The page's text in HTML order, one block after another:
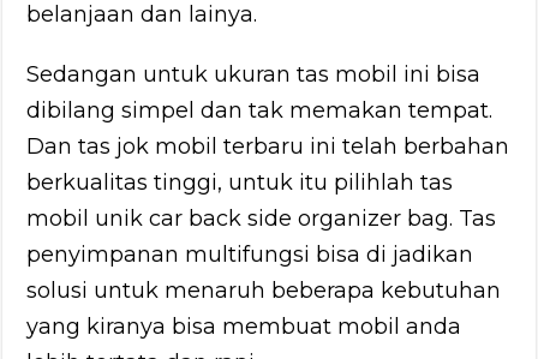
belanjaan dan lainya.
Sedangan untuk ukuran tas mobil ini bisa
dibilang simpel dan tak memakan tempat.
Dan tas jok mobil terbaru ini telah berbahan
berkualitas tinggi, untuk itu pilihlah tas
mobil unik car back side organizer bag. Tas
penyimpanan multifungsi bisa di jadikan
solusi untuk menaruh beberapa kebutuhan
yang kiranya bisa membuat mobil anda